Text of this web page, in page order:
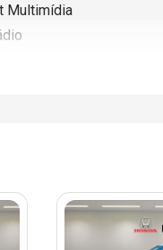
Multimídia